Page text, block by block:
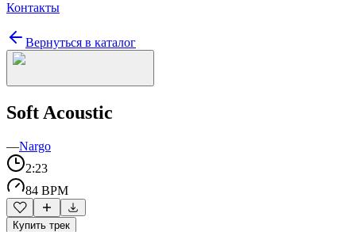
Контакты
Вернуться в каталог
Soft Acoustic
—Nargo
2:23
84 BPM
Купить трек